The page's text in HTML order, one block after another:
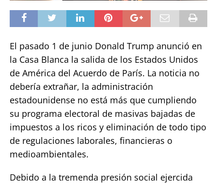
El pasado 1 de junio Donald Trump anunció en
la Casa Blanca la salida de los Estados Unidos
de América del Acuerdo de París. La noticia no
debería extrañar, la administración
estadounidense no está más que cumpliendo
su programa electoral de masivas bajadas de
impuestos a los ricos y eliminación de todo tipo
de regulaciones laborales, financieras o
medioambientales.
Debido a la tremenda presión social ejercida